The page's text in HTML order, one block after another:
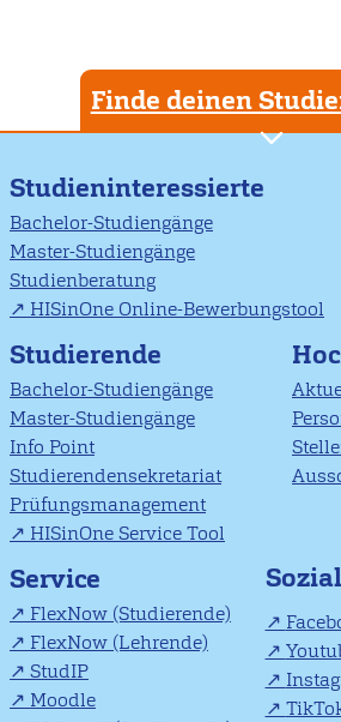
Finde deinen
Studieninteressierte
Bachelor-Studiengänge
Master-Studiengänge
Studienberatung
HISinOne Online-Bewerbungstool
Studierende
Bachelor-Studiengänge
Master-Studiengänge
Info Point
Studierendensekretariat
Prüfungsmanagement
HISinOne Service Tool
Service
FlexNow (Studierende)
FlexNow (Lehrende)
StudIP
Moodle